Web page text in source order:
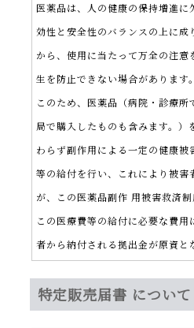
医薬品は、人の健康の保持増進に
効性と安全性のバランスの上に成
から、使用に当たって万全の注
生を防止できない場合があります。
このため、医薬品（病院・診療
局で購入したものも含みます。）
わらず副作用による一定の健康
等の給付を行い、これにより被害
が、この医薬品副作 用被害救済制
この医療費等の給付に必要な費
者から納付される拠出金が原資と
特定販売届書 について